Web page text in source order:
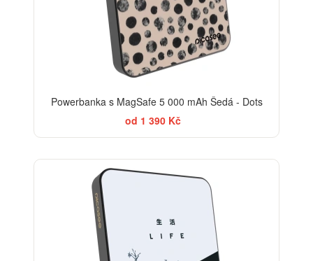
Powerbanka s MagSafe 5 000 mAh Šedá - Dots
od 1 390 Kč